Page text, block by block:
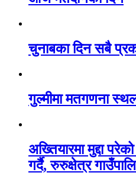
चुनाबका दिन सबै
गुल्मीमा मतगणना
अख्तियारमा मुद्दा
गर्दै, रुरुक्षेत्र